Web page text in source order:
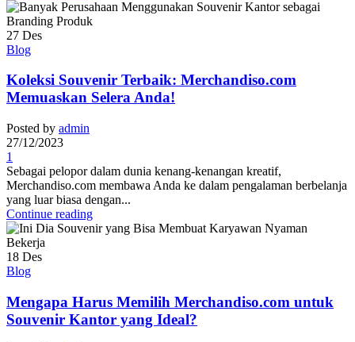
27 Des
Blog
Koleksi Souvenir Terbaik: Merchandiso.com
Memuaskan Selera Anda!
Posted by admin
27/12/2023
1
Sebagai pelopor dalam dunia kenang-kenangan kreatif,
Merchandiso.com membawa Anda ke dalam pengalaman berbelanja
yang luar biasa dengan...
Continue reading
18 Des
Blog
Mengapa Harus Memilih Merchandiso.com untuk
Souvenir Kantor yang Ideal?